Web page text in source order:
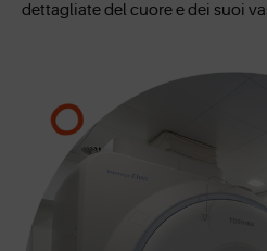
dettagliate del cuore e dei suoi